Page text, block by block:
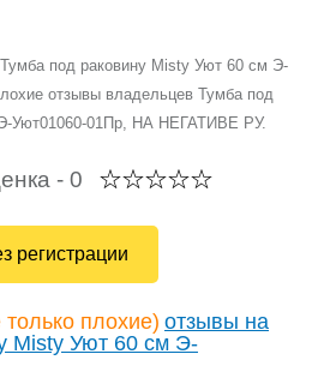
под раковину Misty Уют 60 см Э-
отзывы владельцев Тумба под
Уют01060-01Пр, НА НЕГАТИВЕ РУ.
- 0
регистрации
плохие) отзывы на
Misty Уют 60 см Э-